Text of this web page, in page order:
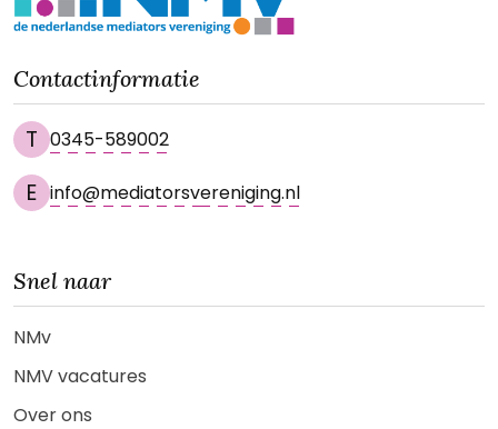
Contactinformatie
T 0345-589002
E info@mediatorsvereniging.nl
Snel naar
NMv
NMV vacatures
Over ons